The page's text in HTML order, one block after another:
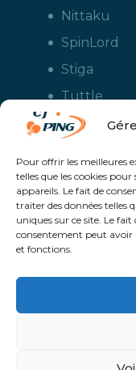
Pour offrir les meilleures
telles que les cookies
appareils. Le fait de
traiter des données telles
uniques sur ce site. Le
consentement peut avoir
et fonctions.
Nittaku
SpinLord
Stiga
Tuttle
Xiom
le tennis de table -
aux écoles et aux
housses, chaussures,
Un service proposé par